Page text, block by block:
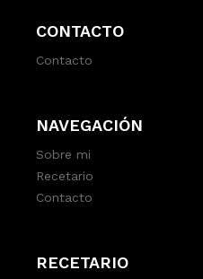
CONTACTO
Contacto
NAVEGACIÓN
Sobre mi
Recetario
Contacto
RECETARIO